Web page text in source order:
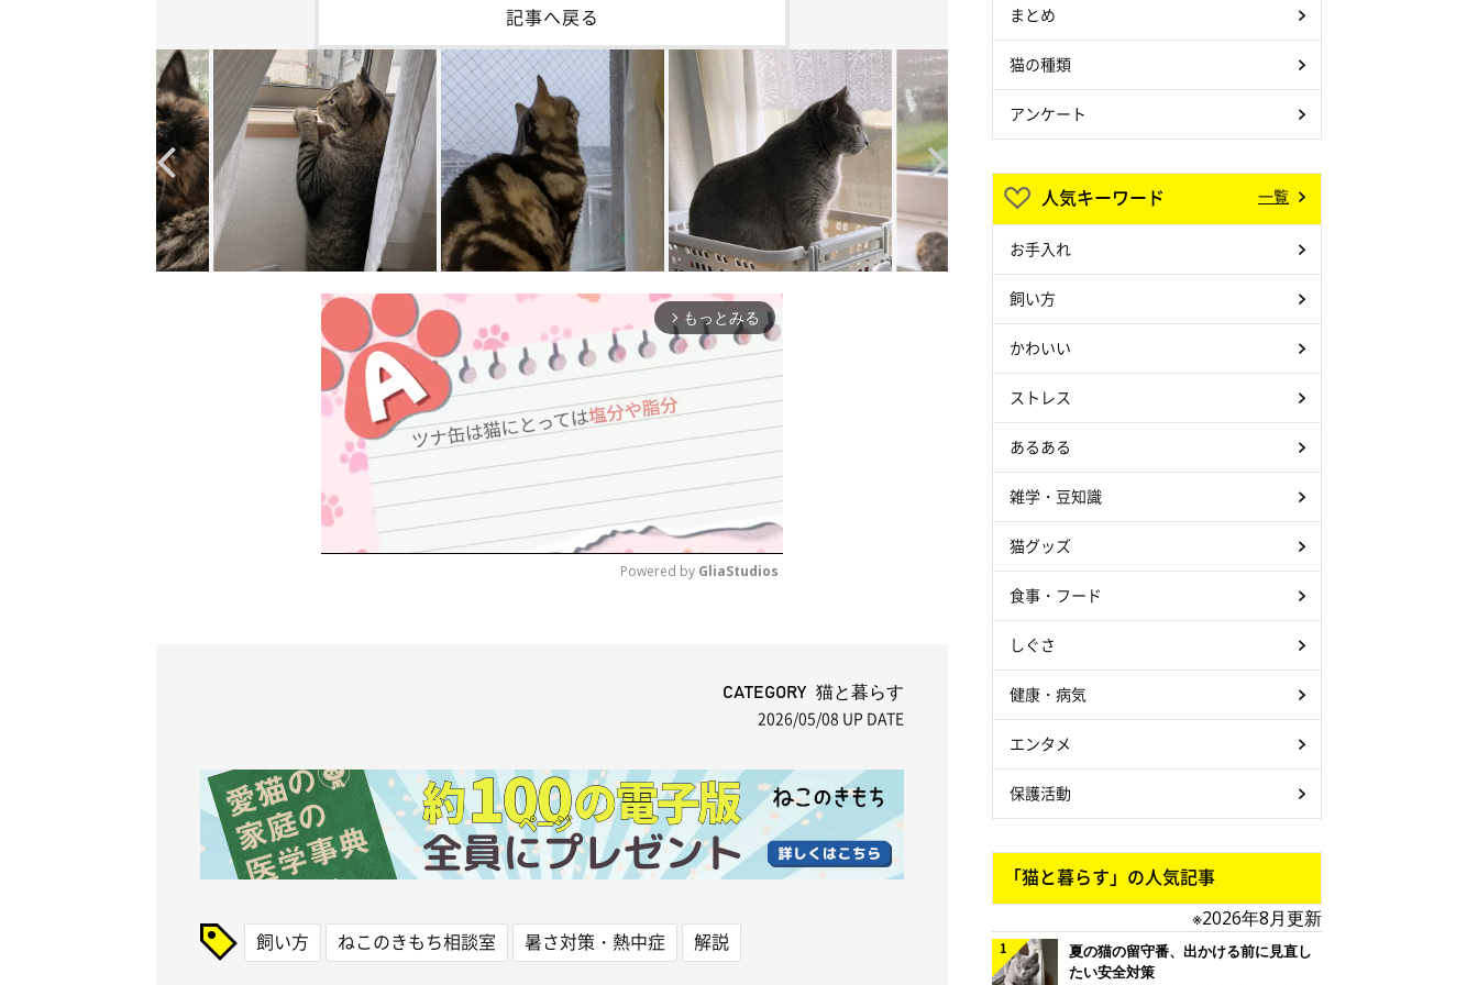
記事へ戻る
arrow_forward_ios もっとみる
Powered by GliaStudios
CATEGORY 猫と暮らす
2026/05/08 UP DATE
飼い方 ねこのきもち相談室 暑さ対策・熱中症 解説
まとめ
猫の種類
アンケート
人気キーワード 一覧
お手入れ
飼い方
かわいい
ストレス
あるある
雑学・豆知識
猫グッズ
食事・フード
しぐさ
健康・病気
エンタメ
保護活動
「猫と暮らす」の人気記事
※2026年8月更新
夏の猫の留守番、出かける前に見直し
たい安全対策